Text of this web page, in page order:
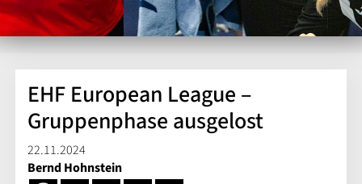
EHF European League –
Gruppenphase ausgelost
22.11.2024
Bernd Hohnstein